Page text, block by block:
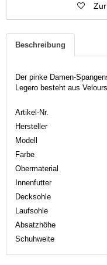
Beschreibung
Der pinke Damen-
Legero besteht aus
Artikel-Nr.
Hersteller
Modell
Farbe
Obermaterial
Innenfutter
Decksohle
Laufsohle
Absatzhöhe
Schuhweite